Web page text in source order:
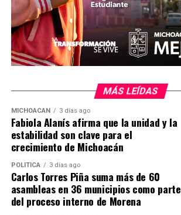
MÁS LEÍDAS
MICHOACÁN 3 días ago
Fabiola Alanís afirma que la unidad y la
estabilidad son clave para el
crecimiento de Michoacán
POLÍTICA 3 días ago
Carlos Torres Piña suma más de 60
asambleas en 36 municipios como parte
del proceso interno de Morena